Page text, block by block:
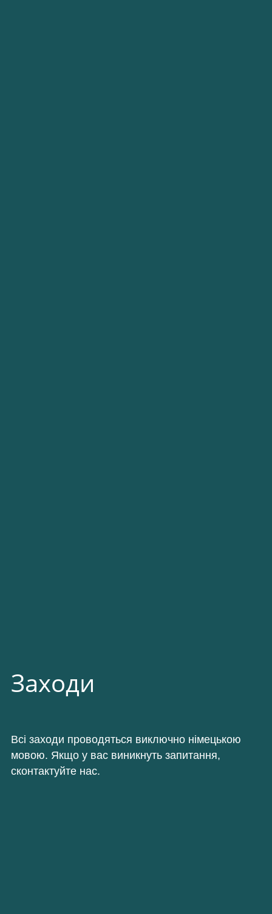
Заходи
Всі заходи проводяться виключно німецькою
мовою. Якщо у вас виникнуть запитання,
сконтактуйте нас.